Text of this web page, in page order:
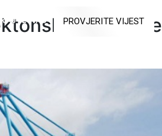
NAS PROVJERITE VIJEST
promjene